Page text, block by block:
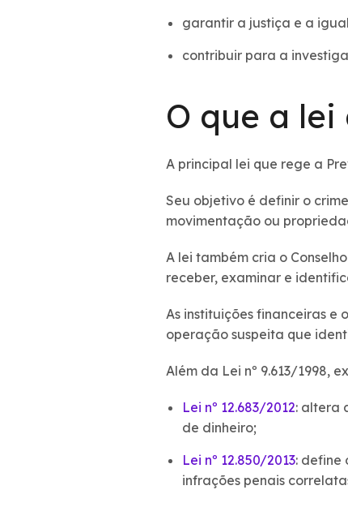
garantir a justiça e a
contribuir para a
O que a lei
A principal lei que rege a
Seu objetivo é definir o
movimentação ou
A lei também cria o
receber, examinar e
As instituições financeiras e
operação suspeita que
Além da Lei nº 9.613/1998,
Lei nº 12.683/2012: altera
de dinheiro;
Lei nº 12.850/2013: define
infrações penais